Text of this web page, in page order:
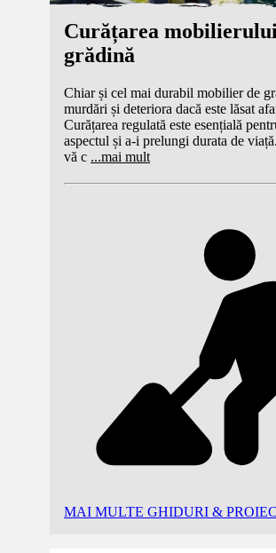
Curățarea
grădină
Chiar și cel mai durabil mobilier de
murdări și deteriora dacă este lăsat
Curățarea regulată este esențială
aspectul și a-i prelungi durata de
vă c ...mai mult
MAI MULTE GHIDURI &